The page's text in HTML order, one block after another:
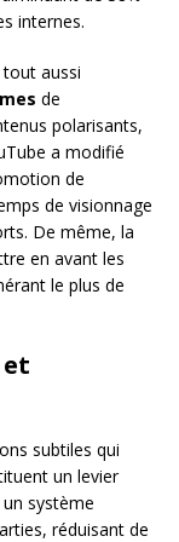
internes.
aussi
de
polarisants,
a modifié
de
de visionnage
De même, la
en avant les
le plus de
subtiles qui
un levier
système
réduisant de